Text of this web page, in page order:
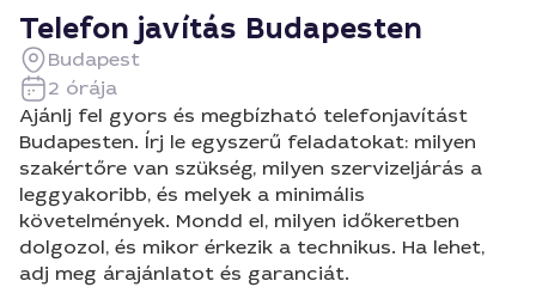
Telefon javítás Budapesten
Budapest
2 órája
Ajánlj fel gyors és megbízható telefonjavítást
Budapesten. Írj le egyszerű feladatokat: milyen
szakértőre van szükség, milyen szervizeljárás a
leggyakoribb, és melyek a minimális
követelmények. Mondd el, milyen időkeretben
dolgozol, és mikor érkezik a technikus. Ha lehet,
adj meg árajánlatot és garanciát.